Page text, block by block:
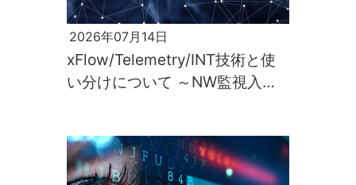
2026年07月14日
xFlow/Telemetry/INT技術と使
い分けについて ～NW監視入門